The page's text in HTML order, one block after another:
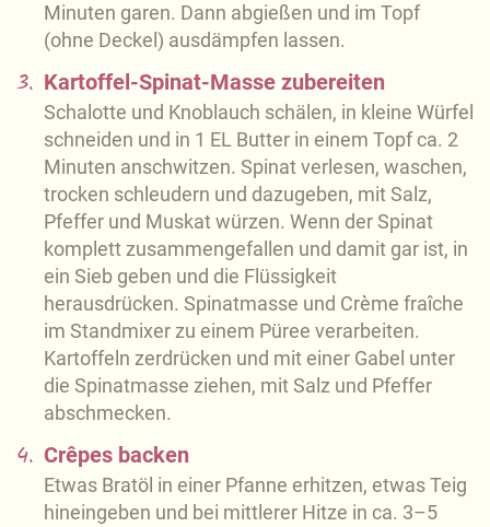
Minuten garen. Dann abgießen und im Topf
(ohne Deckel) ausdämpfen lassen.
3. Kartoffel-Spinat-Masse zubereiten
Schalotte und Knoblauch schälen, in kleine Würfel
schneiden und in 1 EL Butter in einem Topf ca. 2
Minuten anschwitzen. Spinat verlesen, waschen,
trocken schleudern und dazugeben, mit Salz,
Pfeffer und Muskat würzen. Wenn der Spinat
komplett zusammengefallen und damit gar ist, in
ein Sieb geben und die Flüssigkeit
herausdrücken. Spinatmasse und Crème fraîche
im Standmixer zu einem Püree verarbeiten.
Kartoffeln zerdrücken und mit einer Gabel unter
die Spinatmasse ziehen, mit Salz und Pfeffer
abschmecken.
4. Crêpes backen
Etwas Bratöl in einer Pfanne erhitzen, etwas Teig
hineingeben und bei mittlerer Hitze in ca. 3–5